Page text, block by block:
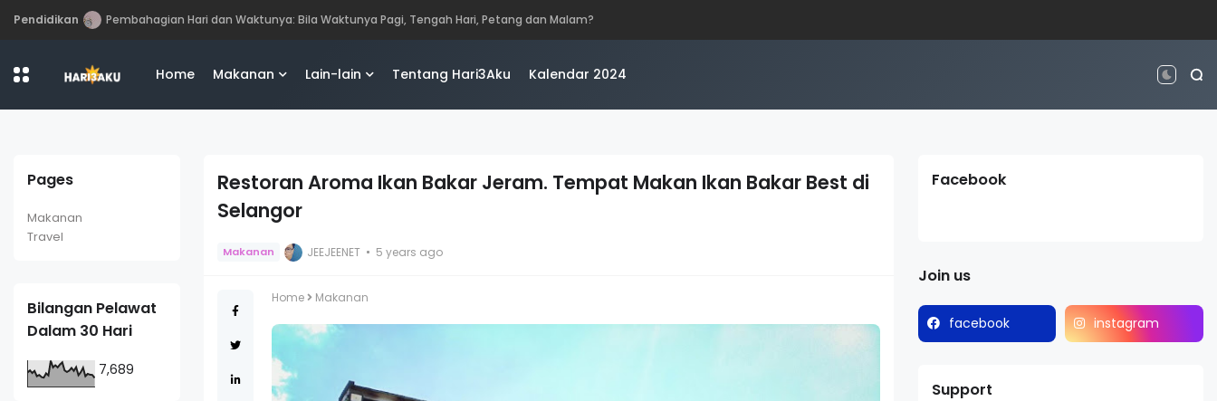
Pendidikan Perbezaan antara Mahasiswa, Mahasiswi, Graduan, Siswazah, Pascasiswazah, Doktor dan Pascakedoktoran
Home Makanan Lain-lain Tentang Hari3Aku Kalendar 2024
Pages
Makanan
Travel
Bilangan Pelawat
Dalam 30 Hari
7,689
Restoran Aroma Ikan Bakar Jeram. Tempat Makan Ikan Bakar Best di
Selangor
Makanan JEEJEENET 5 years ago
Home Makanan
Facebook
Join us
facebook instagram
Support